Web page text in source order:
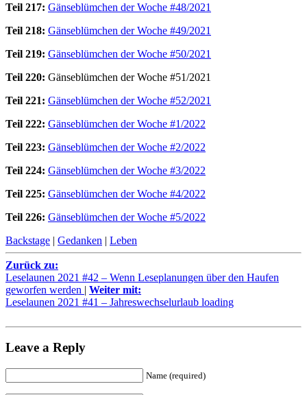
Teil 217: Gänseblümchen der Woche #48/2021
Teil 218: Gänseblümchen der Woche #49/2021
Teil 219: Gänseblümchen der Woche #50/2021
Teil 220: Gänseblümchen der Woche #51/2021
Teil 221: Gänseblümchen der Woche #52/2021
Teil 222: Gänseblümchen der Woche #1/2022
Teil 223: Gänseblümchen der Woche #2/2022
Teil 224: Gänseblümchen der Woche #3/2022
Teil 225: Gänseblümchen der Woche #4/2022
Teil 226: Gänseblümchen der Woche #5/2022
Backstage | Gedanken | Leben
Zurück zu:
Leselaunen 2021 #42 – Wenn Leseplanungen über den Haufen
geworfen werden | Weiter mit:
Leselaunen 2021 #41 – Jahreswechselurlaub loading
Leave a Reply
Name (required)